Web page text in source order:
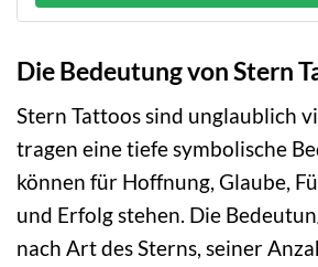
Die Bedeutung von Stern
Stern Tattoos sind unglaublich
tragen eine tiefe symbolische
können für Hoffnung, Glaube,
und Erfolg stehen. Die
nach Art des Sterns, seiner